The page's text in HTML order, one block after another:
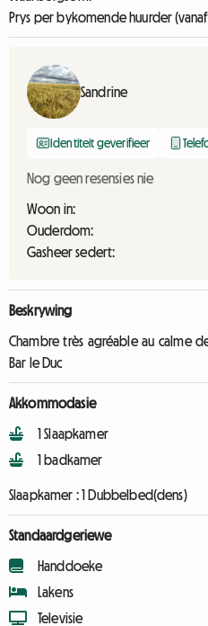
Prys per bykomende huurder (vanaf
Sandrine
Identiteit geverifieer
Nog geen resensies nie
Woon in:
Ouderdom:
Gasheer sedert:
Beskrywing
Chambre très agréable au calme
Bar le Duc
Akkommodasie
1 Slaapkamer
1 badkamer
Slaapkamer :1 Dubbelbed(dens)
Standaardgeriewe
Handdoeke
Lakens
Televisie